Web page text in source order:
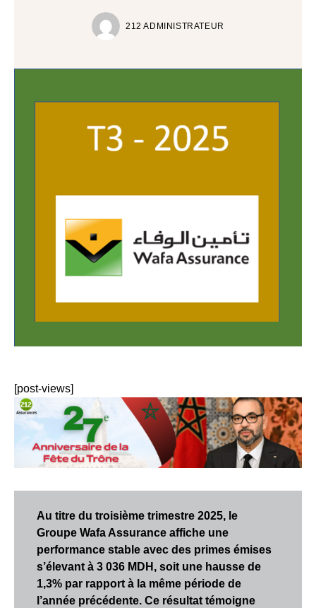
212 ADMINISTRATEUR
[post-views]
Au titre du troisième trimestre 2025, le
Groupe Wafa Assurance affiche une
performance stable avec des primes émises
s’élevant à 3 036 MDH, soit une hausse de
1,3% par rapport à la même période de
l’année précédente. Ce résultat témoigne